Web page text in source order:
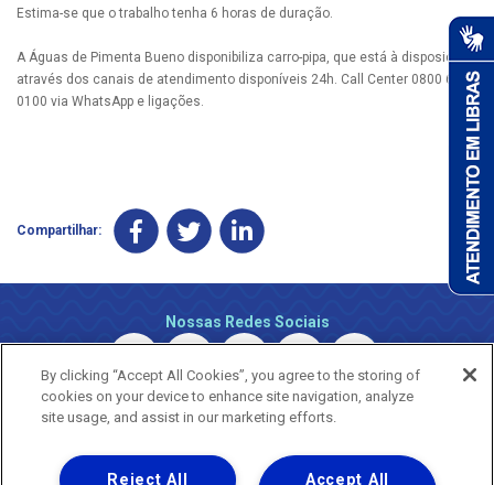
Estima-se que o trabalho tenha 6 horas de duração.
A Águas de Pimenta Bueno disponibiliza carro-pipa, que está à disposição
através dos canais de atendimento disponíveis 24h. Call Center 0800 690
0100 via WhatsApp e ligações.
Compartilhar:
Nossas Redes Sociais
By clicking “Accept All Cookies”, you agree to the storing of
cookies on your device to enhance site navigation, analyze
site usage, and assist in our marketing efforts.
Accept All
Reject All